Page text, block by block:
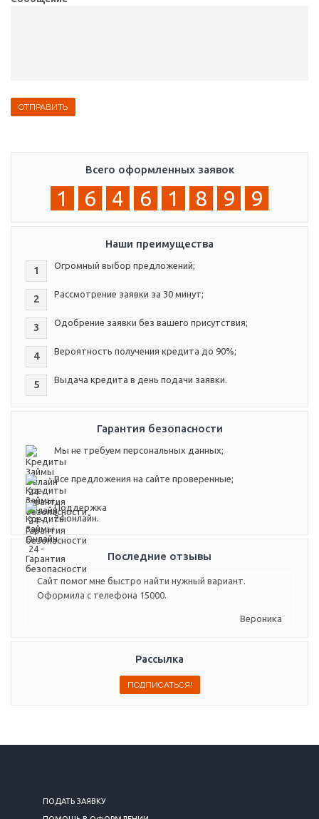
Всего оформленных заявок
1 6 4 6 1 8 9 9
Наши преимущества
1 Огромный выбор предложений;
2 Рассмотрение заявки за 30 минут;
3 Одобрение заявки без вашего присутствия;
4 Вероятность получения кредита до 90%;
5 Выдача кредита в день подачи заявки.
Гарантия безопасности
Мы не требуем персональных данных;
Все предложения на сайте проверенные;
Поддержка
24 онлайн.
Последние отзывы
Сайт помог мне быстро найти нужный вариант.
Оформила с телефона 15000.
Вероника
Рассылка
ПОДАТЬ ЗАЯВКУ